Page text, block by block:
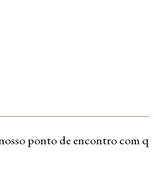
ponto de encontro com